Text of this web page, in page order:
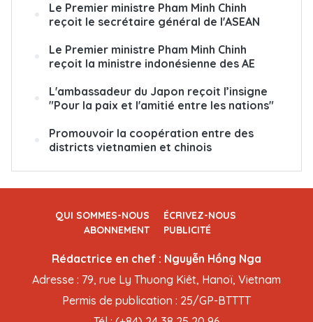
Le Premier ministre Pham Minh Chinh
reçoit le secrétaire général de l'ASEAN
Le Premier ministre Pham Minh Chinh
reçoit la ministre indonésienne des AE
L'ambassadeur du Japon reçoit l’insigne
"Pour la paix et l'amitié entre les nations"
Promouvoir la coopération entre des
districts vietnamien et chinois
QUI SOMMES-NOUS
ÉCRIVEZ-NOUS
ABONNEMENT
PUBLICITÉ
Rédactrice en chef : Nguyễn Hồng Nga
Adresse : 79, rue Ly Thuong Kiêt, Hanoï, Vietnam
Permis de publication : 25/GP-BTTTT